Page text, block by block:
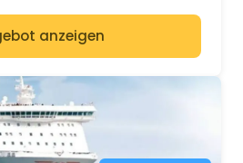
anzeigen